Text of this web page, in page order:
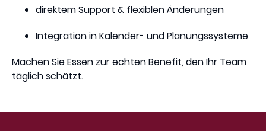
direktem Support & flexiblen Änderungen
Integration in Kalender- und Planungssysteme
Machen Sie Essen zur echten Benefit, den Ihr Team
täglich schätzt.